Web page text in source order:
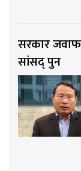
सरकार
सांसद् पुन